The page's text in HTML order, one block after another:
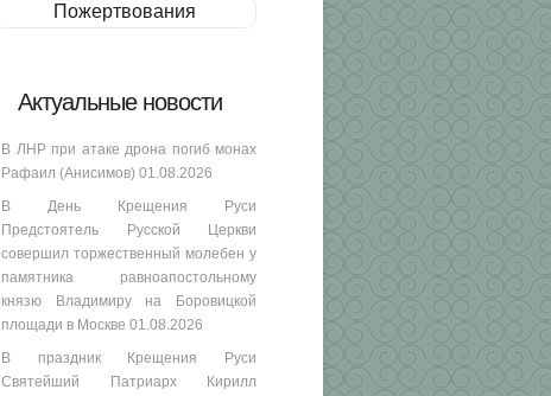
Пожертвования
Актуальные новости
В ЛНР при атаке дрона погиб монах
Рафаил (Анисимов) 01.08.2026
В День Крещения Руси
Предстоятель Русской Церкви
совершил торжественный молебен у
памятника равноапостольному
князю Владимиру на Боровицкой
площади в Москве 01.08.2026
В праздник Крещения Руси
Святейший Патриарх Кирилл